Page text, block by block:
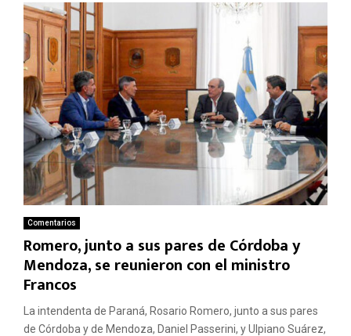
Comentarios
Romero, junto a sus pares de Córdoba y
Mendoza, se reunieron con el ministro
Francos
La intendenta de Paraná, Rosario Romero, junto a sus pares
de Córdoba y de Mendoza, Daniel Passerini, y Ulpiano Suárez,